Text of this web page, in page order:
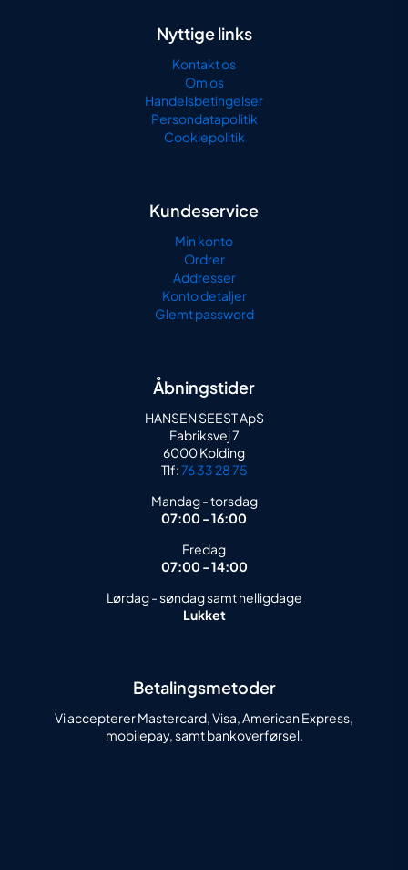
Nyttige links
Kontakt os
Om os
Handelsbetingelser
Persondatapolitik
Cookiepolitik
Kundeservice
Min konto
Ordrer
Addresser
Konto detaljer
Glemt password
Åbningstider
HANSEN SEEST ApS
Fabriksvej 7
6000 Kolding
Tlf:76 33 28 75
Mandag - torsdag
07:00 - 16:00
Fredag
07:00 - 14:00
Lørdag - søndag samt helligdage
Lukket
Betalingsmetoder
Vi accepterer Mastercard, Visa, American Express,
mobilepay, samt bankoverførsel.